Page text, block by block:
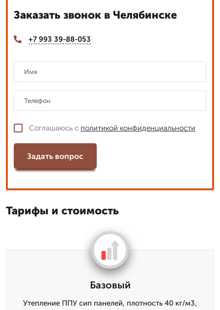
Заказать звонок в Челябинске
+7 993 39-88-053
Соглашаюсь с политикой конфиденциальности
Задать вопрос
Тарифы и стоимость
Базовый
Утепление ППУ сип панелей, плотность 40 кг/м3,